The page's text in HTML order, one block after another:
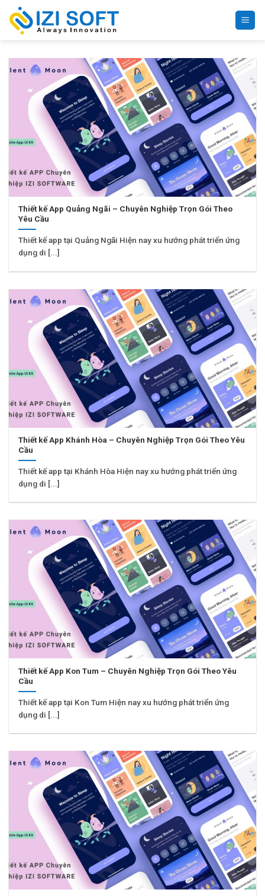
qua
Thiết kế App Quảng Ngãi – Chuyên Nghiệp Trọn Gói Theo
Yêu Cầu
Thiết kế app tại Quảng Ngãi Hiện nay xu hướng phát triển ứng
dụng di [...]
Thiết kế App Khánh Hòa – Chuyên Nghiệp Trọn Gói Theo Yêu
Cầu
Thiết kế app tại Khánh Hòa Hiện nay xu hướng phát triển ứng
dụng di [...]
Thiết kế App Kon Tum – Chuyên Nghiệp Trọn Gói Theo Yêu
Cầu
Thiết kế app tại Kon Tum Hiện nay xu hướng phát triển ứng
dụng di [...]